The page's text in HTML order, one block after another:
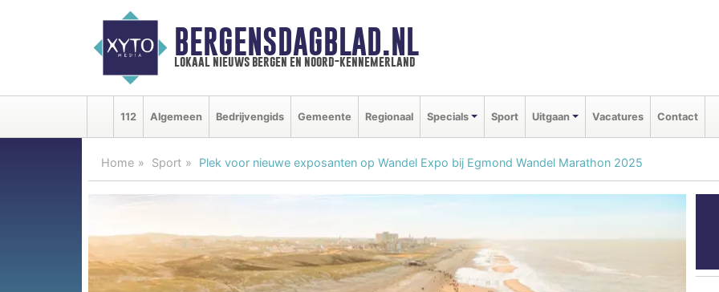
BERGENSDAGBLAD.NL
lokaal nieuws bergen en noord-kennemerland
112 Algemeen Bedrijvengids Gemeente Regionaal Specials Sport Uitgaan Vacatures Contact
Home Sport Plek voor nieuwe exposanten op Wandel Expo bij Egmond Wandel Marathon 2025